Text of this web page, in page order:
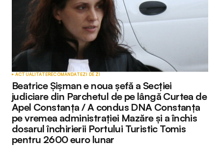
ACTUALITATERECOMANDATEZI DE ZI
Beatrice Șișman e noua șefă a Secției
judiciare din Parchetul de pe lângă Curtea de
Apel Constanța / A condus DNA Constanța
pe vremea administrației Mazăre și a închis
dosarul închirierii Portului Turistic Tomis
pentru 2600 euro lunar